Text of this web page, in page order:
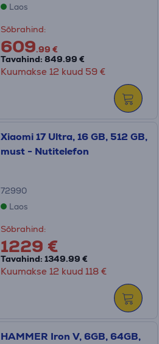
Laos
Sõbrahind:
609.99 €
Tavahind: 849.99 €
Kuumakse 12 kuud 59 €
Xiaomi 17 Ultra, 16 GB, 512 GB,
must - Nutitelefon
72990
Laos
Sõbrahind:
1229 €
Tavahind: 1349.99 €
Kuumakse 12 kuud 118 €
HAMMER Iron V, 6GB, 64GB,